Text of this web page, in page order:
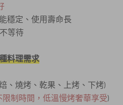
穩定、使用壽命長
等待
料理需求
、燒烤、乾果、上烤、下烤)
限制時間，低溫慢烤奢華享受)